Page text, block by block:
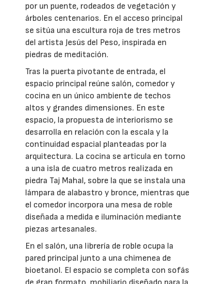
por un puente, rodeados de vegetación y
árboles centenarios. En el acceso principal
se sitúa una escultura roja de tres metros
del artista Jesús del Peso, inspirada en
piedras de meditación.
Tras la puerta pivotante de entrada, el
espacio principal reúne salón, comedor y
cocina en un único ambiente de techos
altos y grandes dimensiones. En este
espacio, la propuesta de interiorismo se
desarrolla en relación con la escala y la
continuidad espacial planteadas por la
arquitectura. La cocina se articula en torno
a una isla de cuatro metros realizada en
piedra Taj Mahal, sobre la que se instala una
lámpara de alabastro y bronce, mientras que
el comedor incorpora una mesa de roble
diseñada a medida e iluminación mediante
piezas artesanales.
En el salón, una librería de roble ocupa la
pared principal junto a una chimenea de
bioetanol. El espacio se completa con sofás